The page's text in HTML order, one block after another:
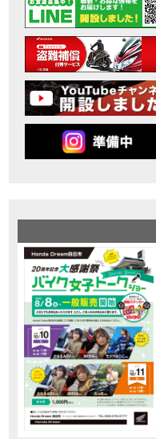
MOVIE 【ホンダ バイク】
CAMPAIGN Rebel 250 E-
MOVIE 【ホンダ バイク】CB1000F 4台で
MOVIE 【ホンダ バイク】【GB350C S】梅
MOVIE 【ホンダドリー
MOVIE こんなことある？！
【新車】CB1000Fで11時
MOVIE 【事故寸前】200kmレッカ
MOVIE 2025X-ADV 最高の旅バイクで
NEW BIKENEWS CB1000F
MOVIE 【バイク女子】ごめん
MOVIE 【バイク女子】下
MOVIE 【バイク女子】最
MOVIE 新型スーパーカブ110レビュー
MOVIE 【世界一の燃費Super cub】
MOVIE 【バイク女子の挑戦
MOVIE 【バイク女子】この動画
MOVIE 【バイク用ドラレコ
おめでたい人生初